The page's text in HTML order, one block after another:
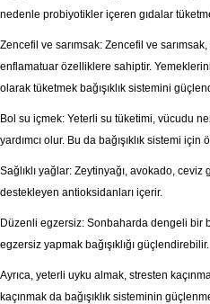
nedenle probiyotikler içeren gıdalar
Zencefil ve sarımsak: Zencefil ve
enflamatuar özelliklere sahiptir.
olarak tüketmek bağışıklık sistemini
Bol su içmek: Yeterli su tüketimi, vücudu
yardımcı olur. Bu da bağışıklık sistemi için
Sağlıklı yağlar: Zeytinyağı, avokado, ceviz
destekleyen antioksidanları içerir.
Düzenli egzersiz: Sonbaharda dengeli bir
egzersiz yapmak bağışıklığı güçlendirebilir.
Ayrıca, yeterli uyku almak, stresten
kaçınmak da bağışıklık sisteminin